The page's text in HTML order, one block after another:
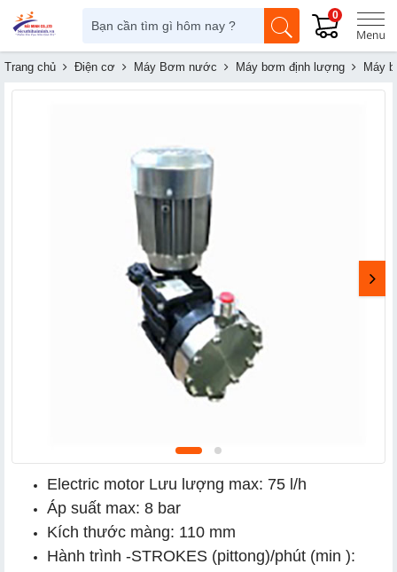
0
Trang chủ Điện cơ Máy Bơm nước Máy bơm định lượng Máy
Electric motor Lưu lượng max: 75 l/h
Áp suất max: 8 bar
Kích thước màng: 110 mm
Hành trình -STROKES (pittong)/phút (min ):